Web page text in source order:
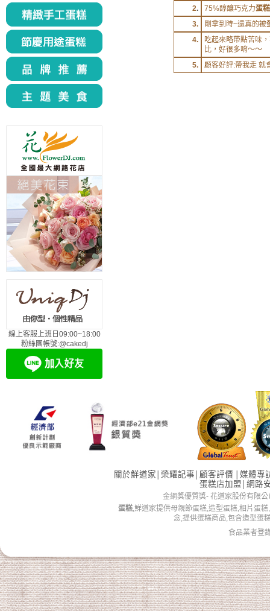
線上客服上班日09:00~18:00
粉絲團帳號:@cakedj
2. 75%醇釀巧克力蛋糕
3.
剛拿到時~還真的被
4.
吃起來略帶點苦味
比，好很多唷～～
5.
顧客好評:帶我走 就
關於鮮道家 榮耀記事 顧客評價
媒體專
蛋糕店加盟
網路
金網獎優質獎- 花道家股份有限
蛋糕,鮮道家提供母親節蛋糕,造型蛋糕,相片蛋
念,提供蛋糕商品,包含造型蛋
食品業者登